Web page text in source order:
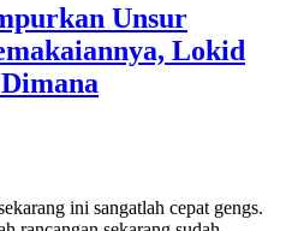
Unsur
Lokid
ini sangatlah cepat gengs.